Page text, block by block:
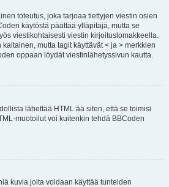
toteutus, joka tarjoaa tiettyjen viestin osien
käytöstä päättää ylläpitäjä, mutta se
viestikohtaisesti viestin kirjoituslomakkeella.
mutta tagit käyttävät < ja > merkkien
oppaan löydät viestinlähetyssivun kautta.
lähettää HTML:ää siten, että se toimisi
muotoilut voi kuitenkin tehdä BBCoden
kuvia joita voidaan käyttää tunteiden